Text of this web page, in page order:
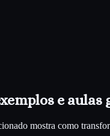
e aulas
mostra como